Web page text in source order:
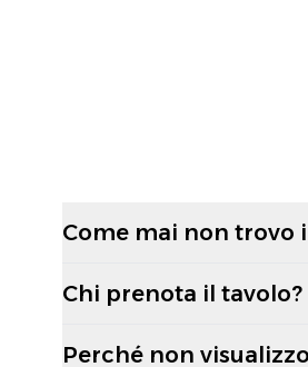
Come mai non trovo
Chi prenota il tavolo?
Perché non